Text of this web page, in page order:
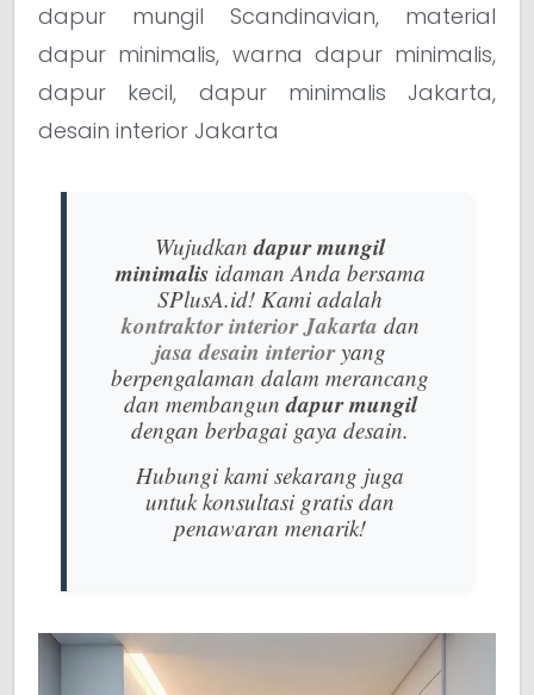
dapur mungil Scandinavian, material
dapur minimalis, warna dapur minimalis,
dapur kecil, dapur minimalis Jakarta,
desain interior Jakarta
Wujudkandapur mungil
minimalisidaman Anda bersama
SPlusA.id! Kami adalah
kontraktor interior Jakarta dan
jasa desain interioryang
berpengalaman dalam merancang
dan membangundapur mungil
dengan berbagai gaya desain.
Hubungi kami sekarang juga
untuk konsultasi gratis dan
penawaran menarik!